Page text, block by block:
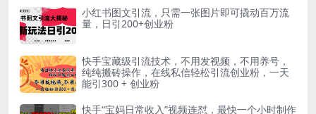
小红书图文引流，只需一张图片即可撬动百万流
量，日引200+创业粉
快手宝藏级引流技术，不用发视频，不用养号，
纯纯搬砖操作，在线私信轻松引流创业粉，一天
能引300 + 创业粉
快手“宝妈日常收入”视频连怼，最快一个小时制作